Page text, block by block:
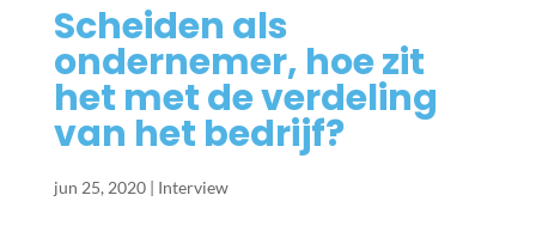
Scheiden als
ondernemer, hoe zit
het met de verdeling
van het bedrijf?
jun 25, 2020| Interview